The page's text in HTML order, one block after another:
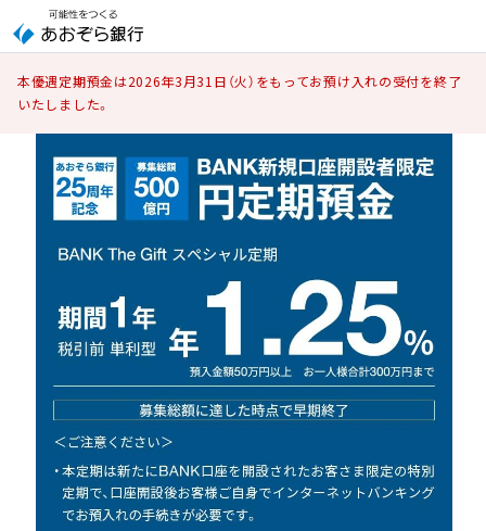
本優遇定期預金は2026年3月31日（火）をもってお預け入れの受付を終了
いたしました。